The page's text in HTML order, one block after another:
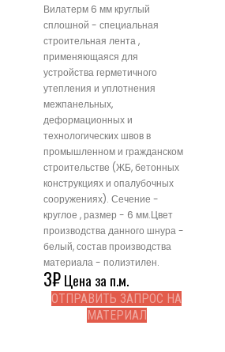
Вилатерм 6 мм круглый
сплошной - специальная
строительная лента ,
применяющаяся для
устройства герметичного
утепления и уплотнения
межпанельных,
деформационных и
технологических швов в
промышленном и гражданском
строительстве (ЖБ, бетонных
конструкциях и опалубочных
сооружениях). Сечение -
круглое , размер - 6 мм.Цвет
производства данного шнура -
белый, состав производства
материала - полиэтилен.
3₽Цена за п.м.
ОТПРАВИТЬ ЗАПРОС НА
МАТЕРИАЛ